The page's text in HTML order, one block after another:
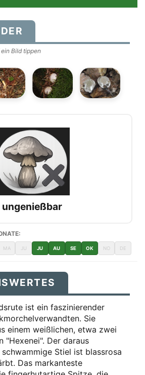
ein Bild tippen
ungenießbar
MA JU JU AU SE OK NO DE
ist ein faszinierender
Sie
einem weißlichen, etwa zwei
"Hexenei". Der daraus
Stiel ist blassrosa
Das markanteste